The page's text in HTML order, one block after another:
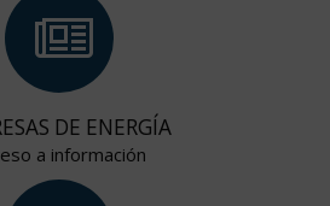
DE ENERGÍA
a información